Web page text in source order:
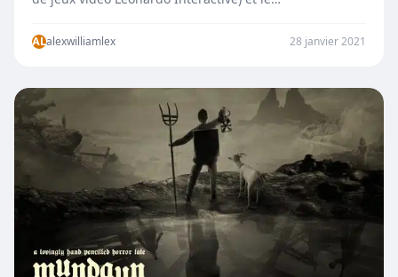
ALalexwilliamlex 28 janvier 2021